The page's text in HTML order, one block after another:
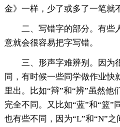
金》一样，少了或多了一笔就
二、写错字的部分。有些
意就会很容易把字写错。
三、形声字难辨别。因为
同，有时候一些同学做作业快
里出。比如“辩”和“辨”虽然他
完全不同。又比如“蓝”和“篮”
也有些不同，因为“L”和“N”之